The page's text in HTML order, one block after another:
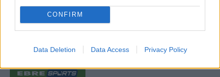
CONFIRM
Data Deletion Data Access Privacy Policy
Carrega més